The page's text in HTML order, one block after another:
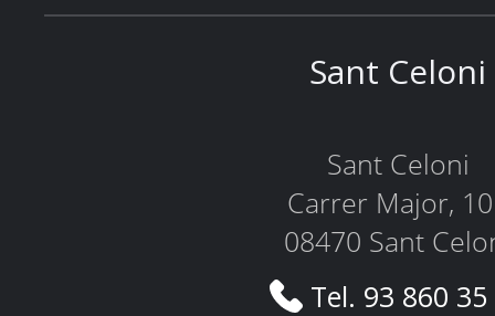
Sant Celoni
Sant Celoni
Carrer Major,
08470 Sant
Tel. 93 860